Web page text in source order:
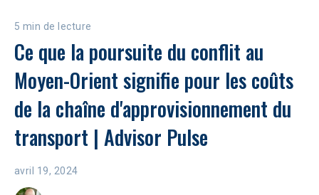
5 min de lecture
Ce que la poursuite du conflit au
Moyen-Orient signifie pour les coûts
de la chaîne d'approvisionnement du
transport | Advisor Pulse
avril 19, 2024